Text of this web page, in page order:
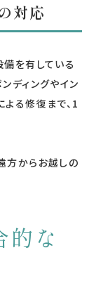
対応
を有している
ディングやイン
る修復まで、1
方からお越しの
な